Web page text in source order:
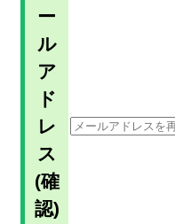
ー
ル
ア
ド
レ
ス
(確
認)